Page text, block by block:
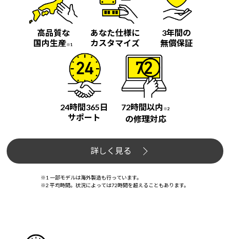
高品質な
国内生産※1
あなた仕様に
カスタマイズ
3年間の
無償保証
24時間365日
サポート
72時間以内 ※2
の修理対応
詳しく見る
※1 一部モデルは海外製造も行っています。
※2 平均時間。状況によっては72時間を超えることもあります。